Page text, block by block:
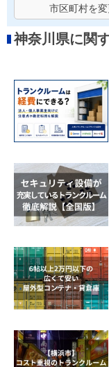
市区町村を変
神奈川県に関